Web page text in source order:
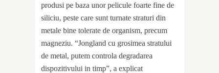
produsi pe baza unor pelicule foarte fine de
siliciu, peste care sunt turnate straturi din
metale bine tolerate de organism, precum
magneziu. “Jongland cu grosimea stratului
de metal, putem controla degradarea
dispozitivului in timp”, a explicat